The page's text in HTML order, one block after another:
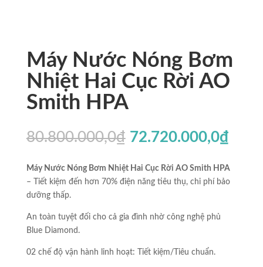
Máy Nước Nóng Bơm
Nhiệt Hai Cục Rời AO
Smith HPA
80.800.000,0₫ Giá
là:
80.800.000,0₫.
72.720.000,0₫Giá
tại
là:
Máy Nước Nóng Bơm Nhiệt Hai Cục Rời AO Smith HPA
– Tiết kiệm đến hơn 70% điện năng tiêu thụ, chi phí bảo
dưỡng thấp.
An toàn tuyệt đối cho cả gia đình nhờ công nghệ phủ
Blue Diamond.
02 chế độ vận hành linh hoạt: Tiết kiệm/Tiêu chuẩn.